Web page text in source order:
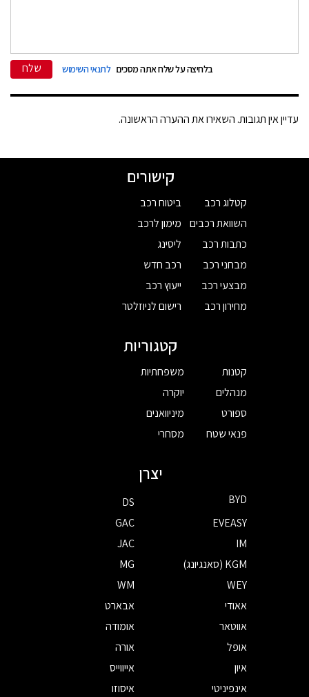
בלחיצה על שלח אתה מסכים לתנאי השימוש שלח
עדיין אין תגובות. השאירו את ההערה הראשונה.
קישורים
קטלוג רכב
השוואת רכבים
כתבות רכב
מבחני רכב
מבצעי רכב
מחירון רכב
ביטוח רכב
מימון לרכב
ליסינג
רכב חדש
ייעוץ רכב
רישום לניוזלטר
קטגוריות
קטנות
מנהלים
ספורט
פנאי שטח
משפחתיות
יוקרה
מיניוואנים
מסחרי
יצרן
BYD
DS
EVEASY
GAC
IM
JAC
KGM (סאנגיונג)
MG
WEY
WM
אאודי
אבארט
אווטאר
אומודה
אופל
אורה
איון
אייווייס
אינפיניטי
איסוזו